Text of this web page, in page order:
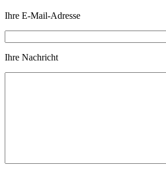
Ihre E-Mail-Adresse
Ihre Nachricht